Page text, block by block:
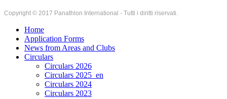
Copyright © 2017 Panathlon International - Tutti i diritti riservati.
Home
Application Forms
News from Areas and Clubs
Circulars
Circulars 2026
Circulars 2025_en
Circulars 2024
Circulars 2023